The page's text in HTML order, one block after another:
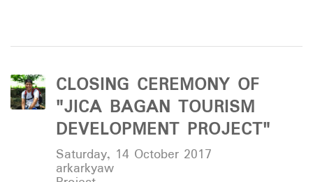
CLOSING CEREMONY OF
"JICA BAGAN TOURISM
DEVELOPMENT PROJECT"
Saturday, 14 October 2017
arkarkyaw